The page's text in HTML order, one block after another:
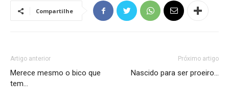
Compartilhe
Artigo anterior
Merece mesmo o bico que
tem…
Próximo artigo
Nascido para ser proeiro…